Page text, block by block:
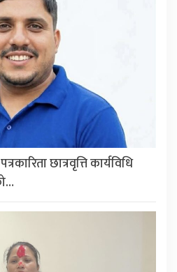
छात्रवृत्ति कार्यविधि